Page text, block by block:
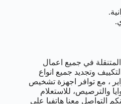
في جميع اعمال
وتجديد جميع انواع
، مع توافر اجهزة تشخيص
والترصيص، للاستعلام
التواصل معنا هاتفيا على